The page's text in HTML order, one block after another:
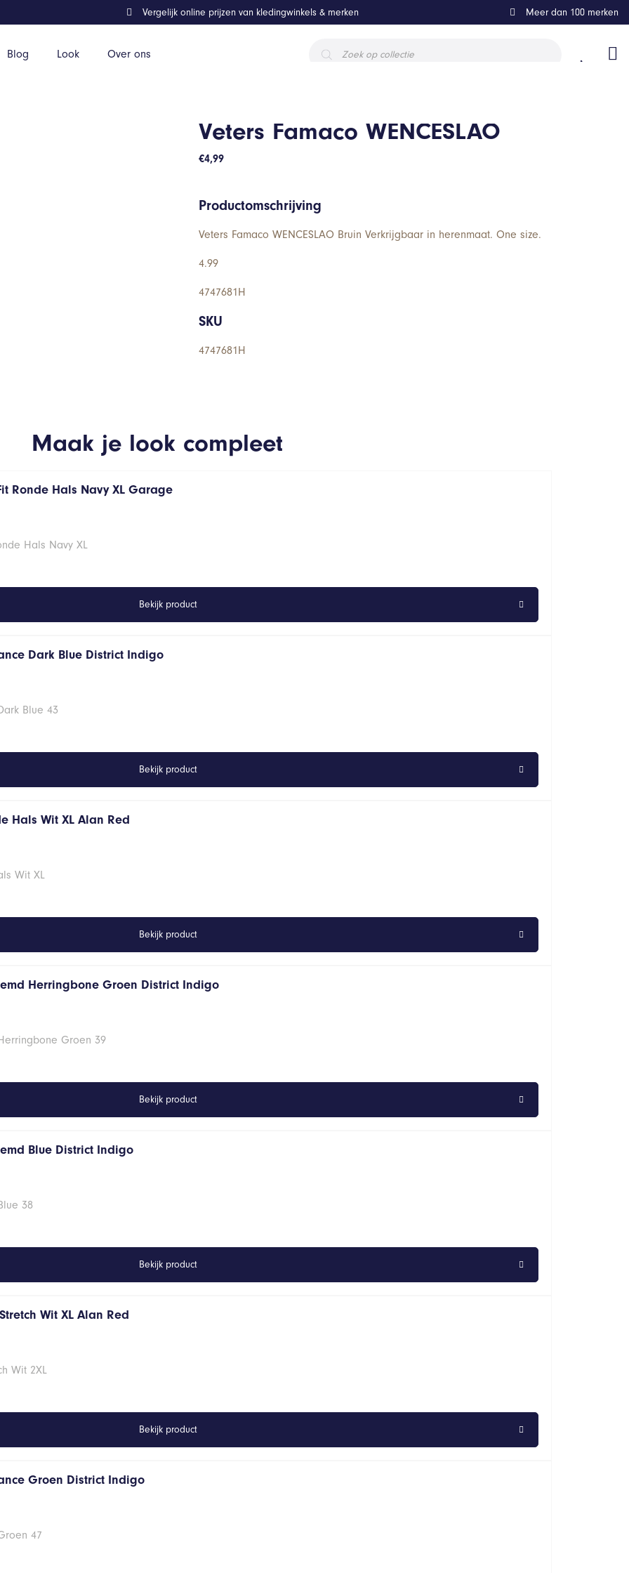
Blog Look Over ons
zoeken
Vergelijk online prijzen van kledingwinkels & merken Meer dan 100 merken
Veters Famaco WENCESLAO
€4,99
Productomschrijving
Veters Famaco WENCESLAO Bruin Verkrijgbaar in herenmaat. One size.
4.99
4747681H
SKU
4747681H
Maak je look compleet
Ronde Hals Navy XL Garage
Hals Navy XL
Bekijk product
Dark Blue District Indigo
Blue 43
Bekijk product
Hals Wit XL Alan Red
Wit XL
Bekijk product
Herringbone Groen District Indigo
Groen 39
Bekijk product
Blue District Indigo
38
Bekijk product
Wit XL Alan Red
Wit 2XL
Bekijk product
Groen District Indigo
47